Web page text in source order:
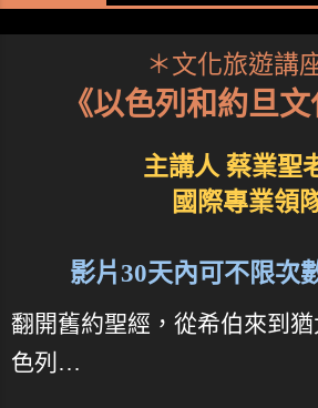
＊文化旅遊講
《以色列和約旦文
主講人 蔡業聖
國際專業領
影片30天內可不限次
翻開舊約聖經，從希伯來到
色列…